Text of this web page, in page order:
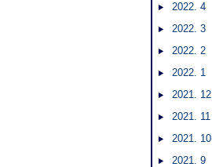
2022. 4
2022. 3
2022. 2
2022. 1
2021. 12
2021. 11
2021. 10
2021. 9